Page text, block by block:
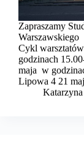
Zapraszamy
Warszawskiego
Cykl
godzinach
maja w
Lipowa 4 21